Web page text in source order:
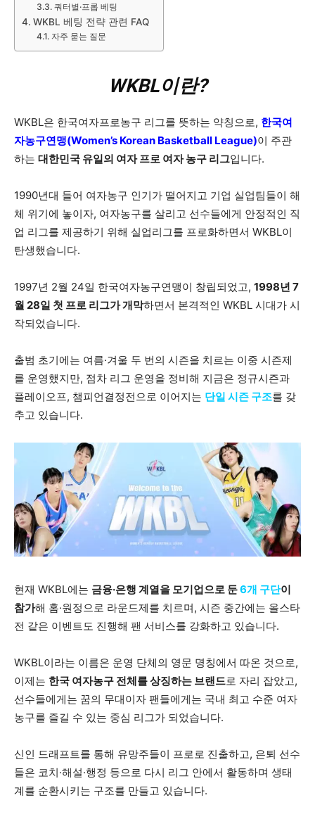
쿼터별·프롭 베팅
WKBL 베팅 전략 관련 FAQ
자주 묻는 질문
WKBL이란?
WKBL은 한국여자프로농구 리그를 뜻하는 약칭으로, 한국여
자농구연맹(Women’s Korean Basketball League)이 주관
하는 대한민국 유일의 여자 프로 여자 농구 리그입니다.
1990년대 들어 여자농구 인기가 떨어지고 기업 실업팀들이 해
체 위기에 놓이자, 여자농구를 살리고 선수들에게 안정적인 직
업 리그를 제공하기 위해 실업리그를 프로화하면서 WKBL이
탄생했습니다.
1997년 2월 24일 한국여자농구연맹이 창립되었고, 1998년 7
월 28일 첫 프로 리그가 개막하면서 본격적인 WKBL 시대가 시
작되었습니다.
출범 초기에는 여름·겨울 두 번의 시즌을 치르는 이중 시즌제
를 운영했지만, 점차 리그 운영을 정비해 지금은 정규시즌과
플레이오프, 챔피언결정전으로 이어지는 단일 시즌 구조를 갖
추고 있습니다.
현재 WKBL에는 금융·은행 계열을 모기업으로 둔6개 구단이
참가해 홈·원정으로 라운드제를 치르며, 시즌 중간에는 올스타
전 같은 이벤트도 진행해 팬 서비스를 강화하고 있습니다.
WKBL이라는 이름은 운영 단체의 영문 명칭에서 따온 것으로,
이제는 한국 여자농구 전체를 상징하는 브랜드로 자리 잡았고,
선수들에게는 꿈의 무대이자 팬들에게는 국내 최고 수준 여자
농구를 즐길 수 있는 중심 리그가 되었습니다.
신인 드래프트를 통해 유망주들이 프로로 진출하고, 은퇴 선수
들은 코치·해설·행정 등으로 다시 리그 안에서 활동하며 생태
계를 순환시키는 구조를 만들고 있습니다.